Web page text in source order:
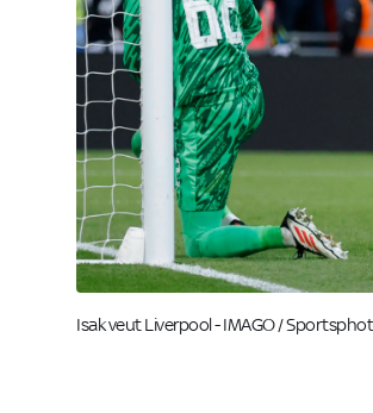
Isak veut Liverpool - IMAGO /